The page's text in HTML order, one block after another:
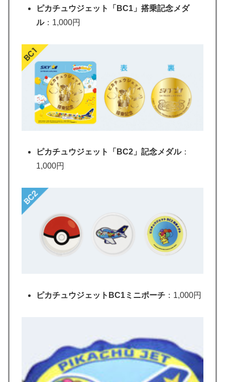
ピカチュウジェット「BC1」搭乗記念メダ
ル：1,000円
ピカチュウジェット「BC2」記念メダル：
1,000円
ピカチュウジェットBC1ミニポーチ ：1,000円